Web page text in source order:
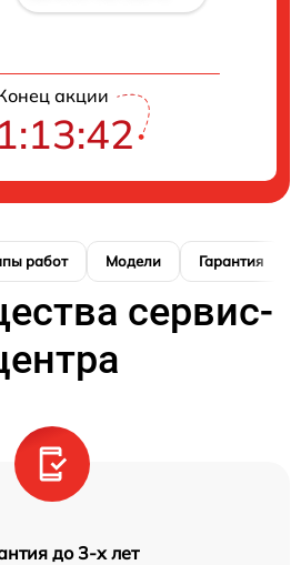
акции
работ Модели Гарантия
сервис-
до 3-х лет